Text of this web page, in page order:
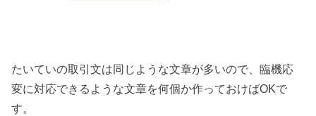
たいていの取引文は同じような文章が多いので、臨機応
変に対応できるような文章を何個か作っておけばOKで
す。